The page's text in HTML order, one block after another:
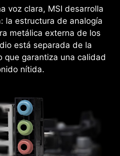
voz clara, MSI desarrolla
la estructura de analogía
metálica externa de los
está separada de la
que garantiza una calidad
nítida.Color Ring
optimizados de
a través de una simple
un solo clic.
MSI ofrecen una prueba
de AIDA64 Extreme -
Con esta aplicación,
detallada del
de tu PC y guardarla en
como CSV y HTML.